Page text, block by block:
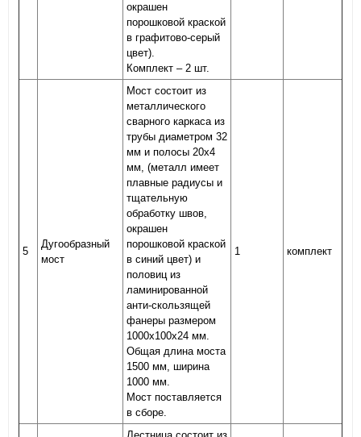
окрашен
порошковой краской
в графитово-серый
цвет).
Комплект – 2 шт.
5
Дугообразный
мост
Мост состоит из
металлического
сварного каркаса из
трубы диаметром 32
мм и полосы 20х4
мм, (металл имеет
плавные радиусы и
тщательную
обработку швов,
окрашен
порошковой краской
в синий цвет) и
половиц из
ламинированной
анти-скользящей
фанеры размером
1000х100х24 мм.
Общая длина моста
1500 мм, ширина
1000 мм.
Мост поставляется
в сборе.
1 комплект